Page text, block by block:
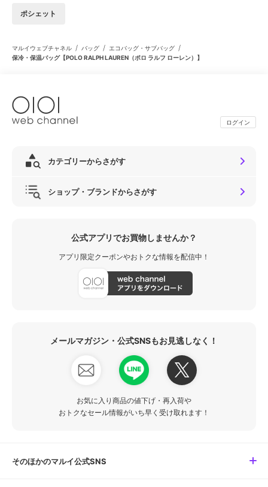
ポシェット
マルイウェブチャネル / バッグ / エコバッグ・サブバッグ /
保冷・保温バッグ【POLO RALPH LAUREN（ポロ ラルフ ローレン）】
ログイン
カテゴリーからさがす
ショップ・ブランドからさがす
公式アプリでお買物しませんか？
アプリ限定クーポンやおトクな情報を配信中！
メールマガジン・公式SNSもお見逃しなく！
お気に入り商品の値下げ・再入荷や
おトクなセール情報がいち早く受け取れます！
そのほかのマルイ公式SNS